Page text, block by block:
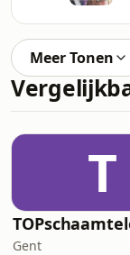
Meer Tonen
T
Gent